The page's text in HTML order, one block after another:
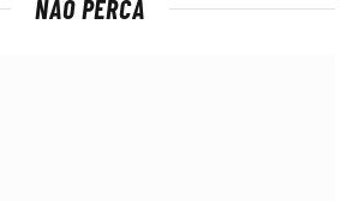
NÃO PERCA